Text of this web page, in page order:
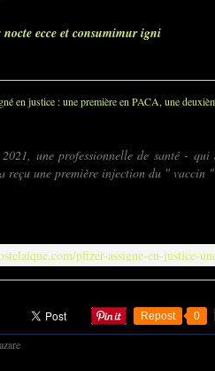
ecce et consumimur igni
une professionnelle de santé -
reçu une première injection du " vaccin
Repost 0